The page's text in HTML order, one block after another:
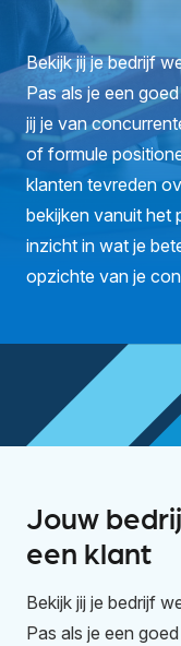
Bekijk jij je bedrijf
Pas als je een
jij je van
of formule
klanten tevreden
bekijken vanuit het
inzicht in wat je
opzichte van je
Jouw
een klant
Bekijk jij je bedrijf
Pas als je een